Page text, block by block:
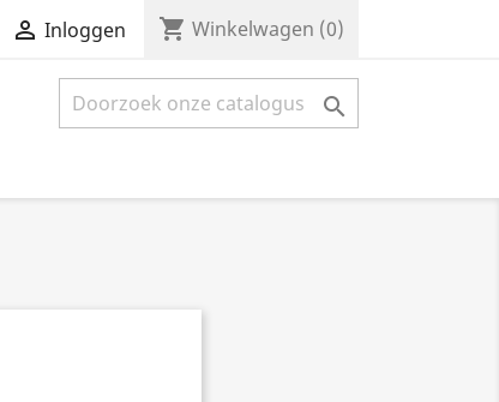
 Inloggen shopping_cart Winkelwagen (0)
